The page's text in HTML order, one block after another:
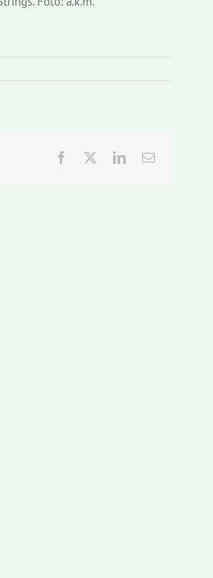
Facebook
TwitterLinkedInEmail: